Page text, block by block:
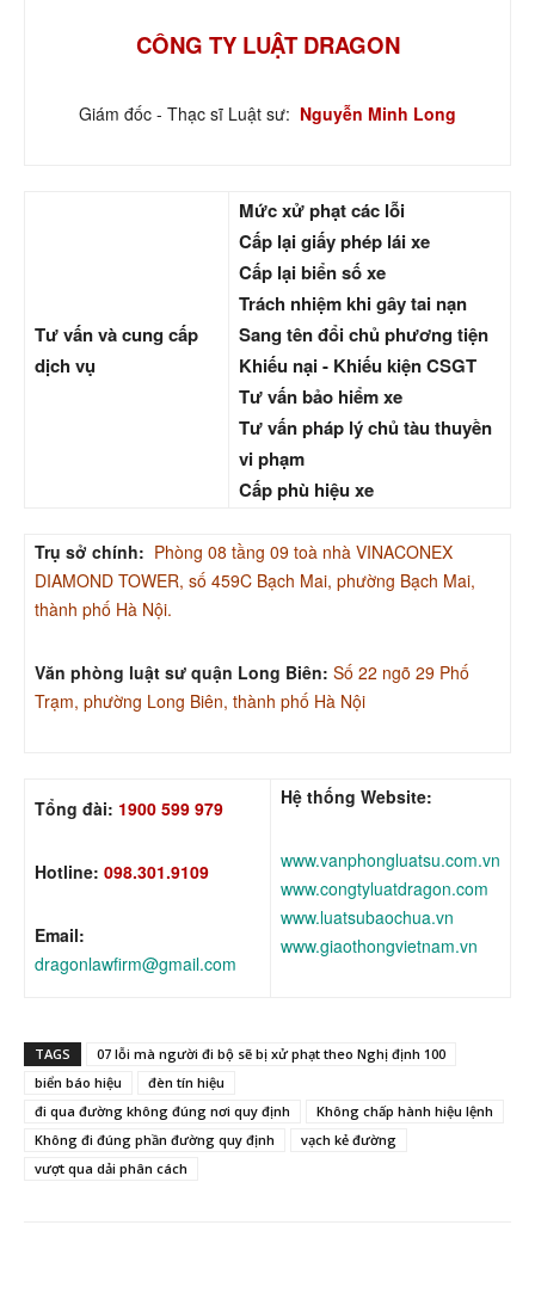
CÔNG TY LUẬT DRAGON
Giám đốc - Thạc sĩ Luật sư: Nguyễn Minh Long
Tư vấn và cung cấp
dịch vụ
Mức xử phạt các lỗi
Cấp lại giấy phép lái xe
Cấp lại biển số xe
Trách nhiệm khi gây tai nạn
Sang tên đổi chủ phương tiện
Khiếu nại - Khiếu kiện CSGT
Tư vấn bảo hiểm xe
Tư vấn pháp lý chủ tàu thuyền
vi phạm
Cấp phù hiệu xe
Trụ sở chính: Phòng 08 tầng 09 toà nhà VINACONEX
DIAMOND TOWER, số 459C Bạch Mai, phường Bạch Mai,
thành phố Hà Nội.
Văn phòng luật sư quận Long Biên: Số 22 ngõ 29 Phố
Trạm, phường Long Biên, thành phố Hà Nội
Tổng đài: 1900 599 979
Hotline: 098.301.9109
Email:
dragonlawfirm@gmail.com
Hệ thống Website:
www.vanphongluatsu.com.vn
www.congtyluatdragon.com
www.luatsubaochua.vn
www.giaothongvietnam.vn
TAGS
07 lỗi mà người đi bộ sẽ bị xử phạt theo Nghị định 100
biển báo hiệu
đèn tín hiệu
đi qua đường không đúng nơi quy định
Không chấp hành hiệu lệnh
Không đi đúng phần đường quy định
vạch kẻ đường
vượt qua dải phân cách